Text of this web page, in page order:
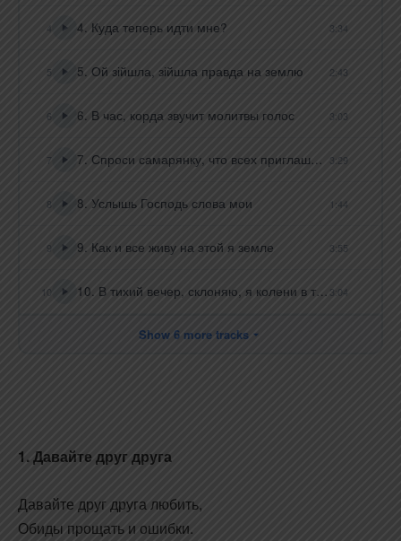
4 4. Куда теперь идти мне? 3:34
5 5. Ой зійшла, зійшла правда на землю 2:43
6 6. В час, корда звучит молитвы голос 3:03
7 7. Спроси самарянку, что всех приглашала3:29
8 8. Услышь Господь слова мои 1:44
9 9. Как и все живу на этой я земле 3:55
10 10. В тихий вечер, склоняю, я колени в тиши3:04
Show 6 more tracks
1. Давайте друг друга
Давайте друг друга любить,
Обиды прощать и ошибки.